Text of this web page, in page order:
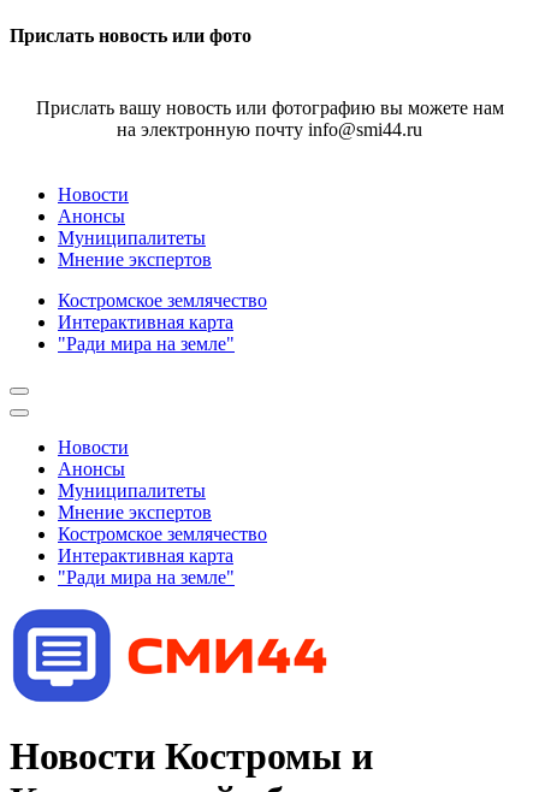
Прислать новость или фото
Прислать вашу новость или фотографию вы можете нам
на электронную почту info@smi44.ru
Новости
Анонсы
Муниципалитеты
Мнение экспертов
Костромское землячество
Интерактивная карта
"Ради мира на земле"
Новости
Анонсы
Муниципалитеты
Мнение экспертов
Костромское землячество
Интерактивная карта
"Ради мира на земле"
Новости Костромы и